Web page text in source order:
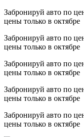
Забронируй авто по
цены только в октябре
Забронируй авто по
цены только в октябре
Забронируй авто по
цены только в октябре
Забронируй авто по
цены только в октябре
Забронируй авто по
цены только в октябре